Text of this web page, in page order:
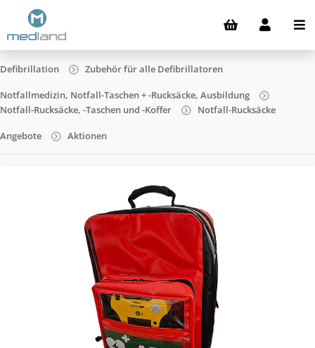
Defibrillation Zubehör für alle Defibrillatoren
Notfallmedizin, Notfall-Taschen + -Rucksäcke, Ausbildung
Notfall-Rucksäcke, -Taschen und -Koffer
Notfall-Rucksäcke
Angebote Aktionen